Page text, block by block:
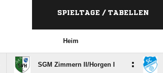
SPIELTAGE / TABELLEN
Heim
SGM Zimmern II/​Horgen I :